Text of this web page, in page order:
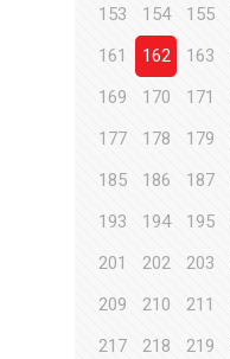
153
154 155
161
162 163
169
170 171
177
178 179
185
186 187
193
194 195
201
202 203
209
210 211
217
218 219